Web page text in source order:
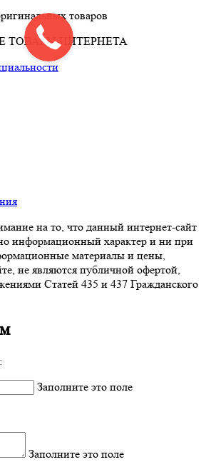
товаров
ТОВАРЫ ИНТЕРНЕТА
на то, что данный интернет-сайт
информационный характер и ни при
материалы и цены,
не являются публичной офертой,
Статей 435 и 437 Гражданского
Заполните это поле
Заполните это поле